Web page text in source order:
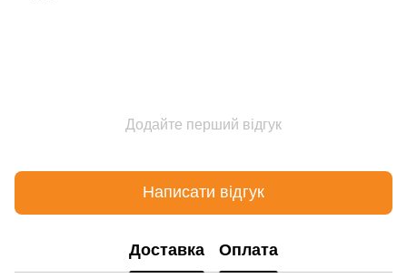
Додайте перший відгук
Написати відгук
Доставка Оплата